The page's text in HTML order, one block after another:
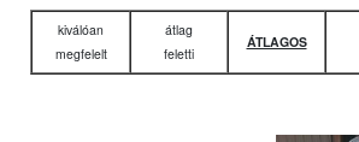
kiválóan
megfelelt
átlag
feletti
ÁTLAGOS